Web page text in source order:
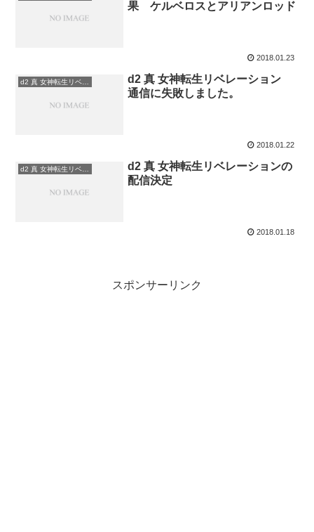
果 ケルベロスとアリアンロッド
2018.01.23
d2 真 女神転生リベレーション
d2 真 女神転生リベレーション
通信に失敗しました。
2018.01.22
d2 真 女神転生リベレーション
d2 真 女神転生リベレーションの
配信決定
2018.01.18
スポンサーリンク